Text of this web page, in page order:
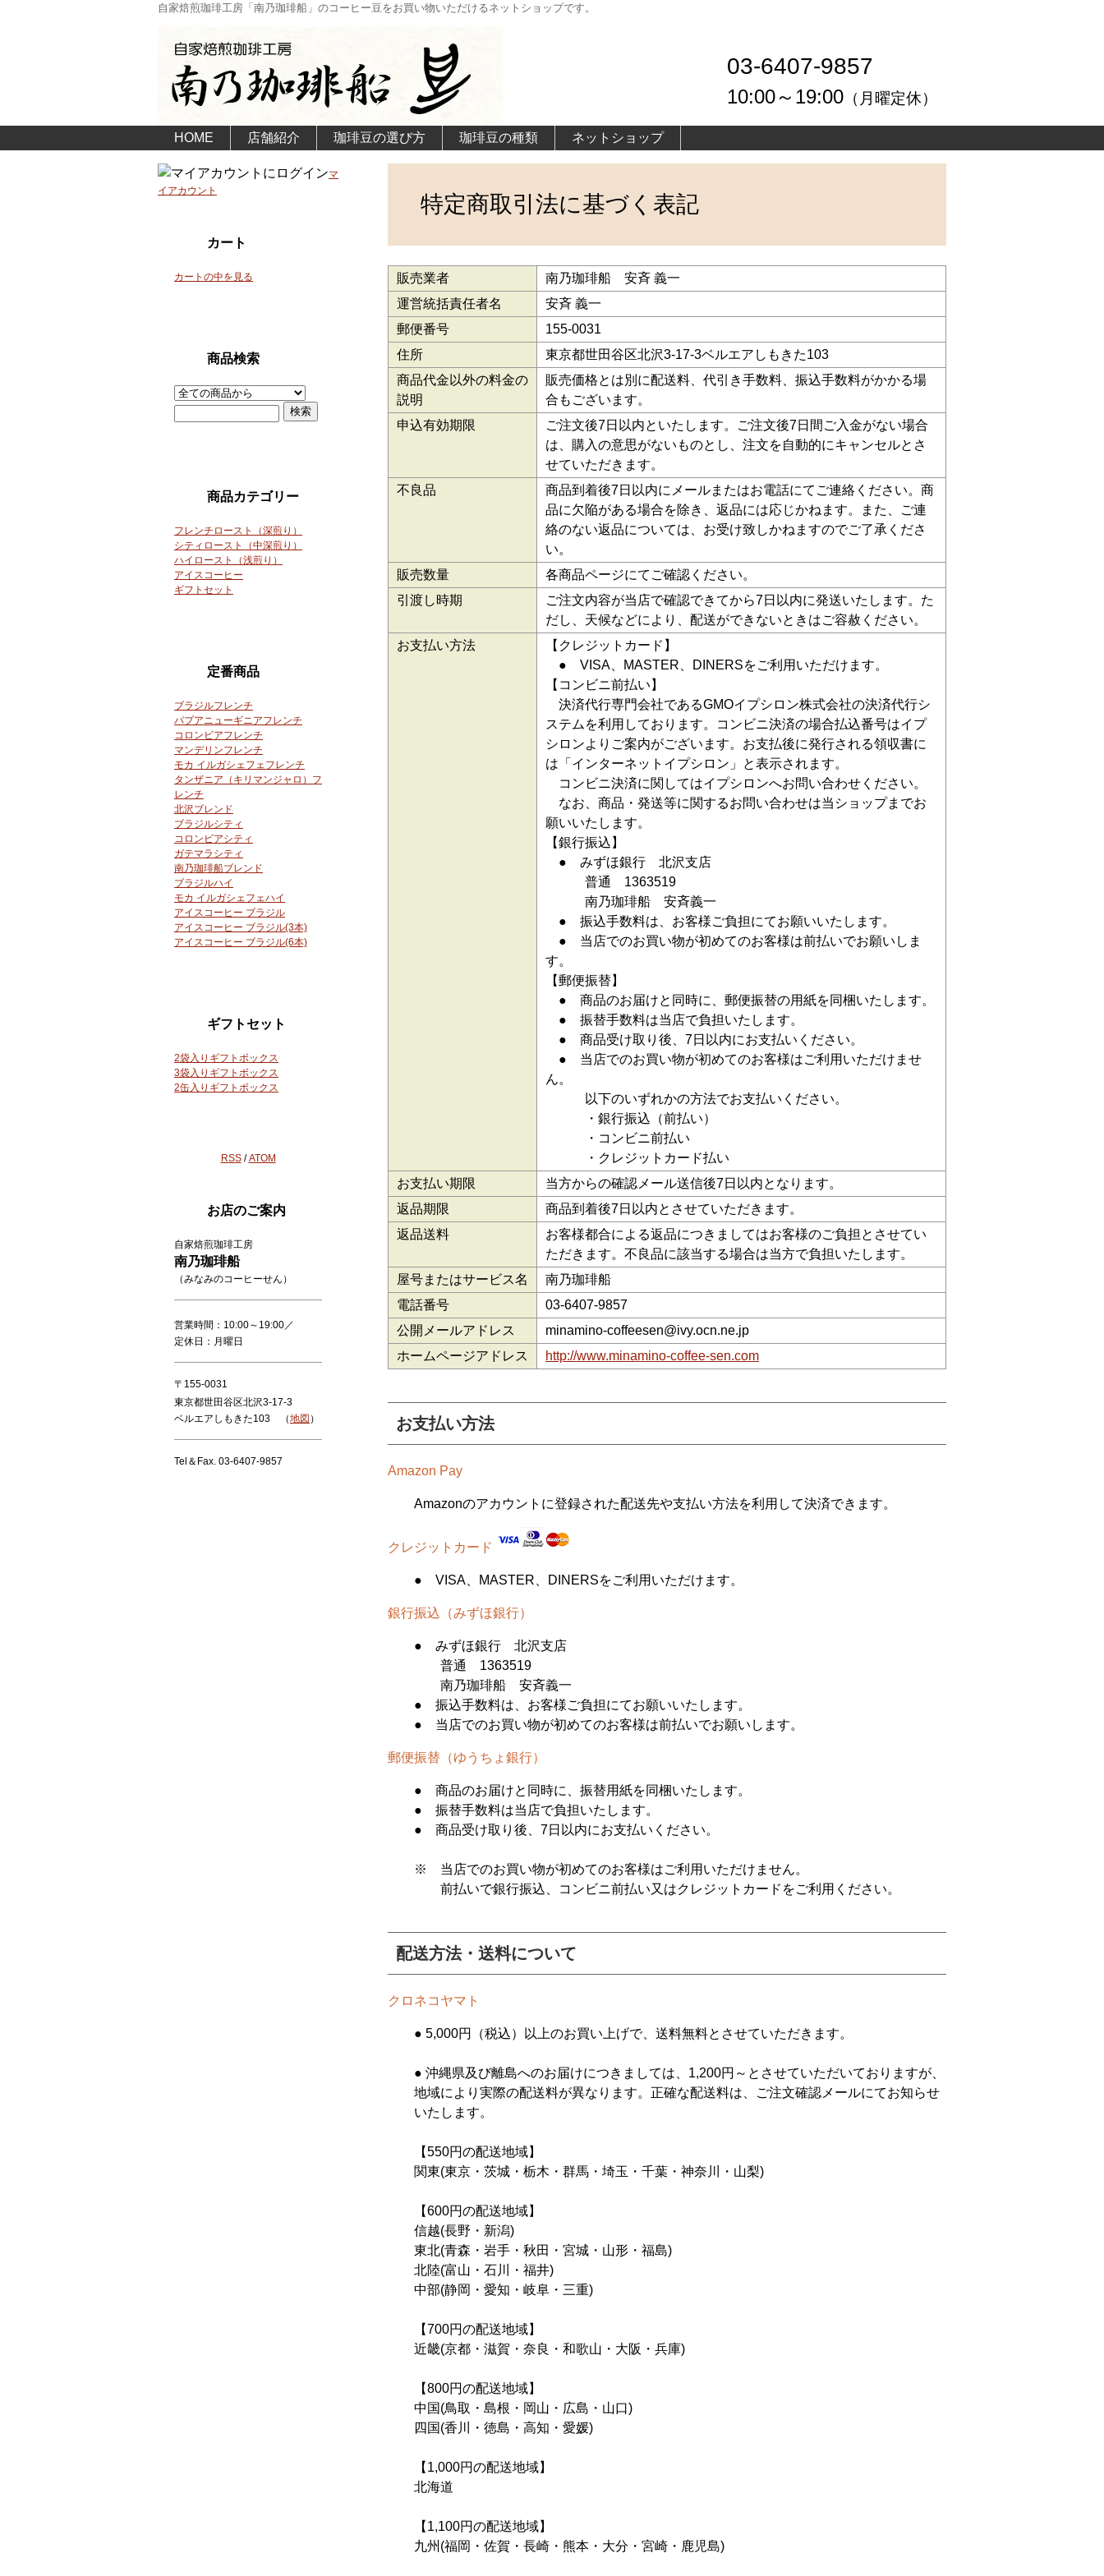
自家焙煎珈琲工房「南乃珈琲船」のコーヒー豆をお買い物いただけるネットショップです。
03-6407-9857
10:00～19:00（月曜定休）
HOME 店舗紹介 珈琲豆の選び方 珈琲豆の種類 ネットショップ
特定商取引法に基づく表記
販売業者
南乃珈琲船 安斉 義一
運営統括責任者名
安斉 義一
郵便番号
155-0031
住所
東京都世田谷区北沢3-17-3ベルエアしもきた103
商品代金以外の料金の
説明
販売価格とは別に配送料、代引き手数料、振込手数料がかかる場
合もございます。
申込有効期限
ご注文後7日以内といたします。ご注文後7日間ご入金がない場合
は、購入の意思がないものとし、注文を自動的にキャンセルとさ
せていただきます。
不良品
商品到着後7日以内にメールまたはお電話にてご連絡ください。商
品に欠陥がある場合を除き、返品には応じかねます。また、ご連
絡のない返品については、お受け致しかねますのでご了承くださ
い。
販売数量
各商品ページにてご確認ください。
引渡し時期
ご注文内容が当店で確認できてから7日以内に発送いたします。た
だし、天候などにより、配送ができないときはご容赦ください。
お支払い方法
【クレジットカード】
● VISA、MASTER、DINERSをご利用いただけます。
【コンビニ前払い】
決済代行専門会社であるGMOイプシロン株式会社の決済代行シ
ステムを利用しております。コンビニ決済の場合払込番号はイプ
シロンよりご案内がございます。お支払後に発行される領収書に
は「インターネットイプシロン」と表示されます。
コンビニ決済に関してはイプシロンへお問い合わせください。
なお、商品・発送等に関するお問い合わせは当ショップまでお
願いいたします。
【銀行振込】
● みずほ銀行 北沢支店
普通 1363519
南乃珈琲船 安斉義一
● 振込手数料は、お客様ご負担にてお願いいたします。
● 当店でのお買い物が初めてのお客様は前払いでお願いしま
す。
【郵便振替】
● 商品のお届けと同時に、郵便振替の用紙を同梱いたします。
● 振替手数料は当店で負担いたします。
● 商品受け取り後、7日以内にお支払いください。
● 当店でのお買い物が初めてのお客様はご利用いただけませ
ん。
以下のいずれかの方法でお支払いください。
・銀行振込（前払い）
・コンビニ前払い
・クレジットカード払い
お支払い期限
当方からの確認メール送信後7日以内となります。
返品期限
商品到着後7日以内とさせていただきます。
返品送料
お客様都合による返品につきましてはお客様のご負担とさせてい
ただきます。不良品に該当する場合は当方で負担いたします。
屋号またはサービス名
南乃珈琲船
電話番号
03-6407-9857
公開メールアドレス
minamino-coffeesen@ivy.ocn.ne.jp
ホームページアドレス
http://www.minamino-coffee-sen.com
お支払い方法
Amazon Pay
Amazonのアカウントに登録された配送先や支払い方法を利用して決済できます。
クレジットカード
● VISA、MASTER、DINERSをご利用いただけます。
銀行振込（みずほ銀行）
● みずほ銀行 北沢支店
普通 1363519
南乃珈琲船 安斉義一
● 振込手数料は、お客様ご負担にてお願いいたします。
● 当店でのお買い物が初めてのお客様は前払いでお願いします。
郵便振替（ゆうちょ銀行）
● 商品のお届けと同時に、振替用紙を同梱いたします。
● 振替手数料は当店で負担いたします。
● 商品受け取り後、7日以内にお支払いください。
※ 当店でのお買い物が初めてのお客様はご利用いただけません。
前払いで銀行振込、コンビニ前払い又はクレジットカードをご利用ください。
配送方法・送料について
クロネコヤマト
● 5,000円（税込）以上のお買い上げで、送料無料とさせていただきます。
● 沖縄県及び離島へのお届けにつきましては、1,200円～とさせていただいておりますが、
地域により実際の配送料が異なります。正確な配送料は、ご注文確認メールにてお知らせ
いたします。
【550円の配送地域】
関東(東京・茨城・栃木・群馬・埼玉・千葉・神奈川・山梨)
【600円の配送地域】
信越(長野・新潟)
東北(青森・岩手・秋田・宮城・山形・福島)
北陸(富山・石川・福井)
中部(静岡・愛知・岐阜・三重)
【700円の配送地域】
近畿(京都・滋賀・奈良・和歌山・大阪・兵庫)
【800円の配送地域】
中国(鳥取・島根・岡山・広島・山口)
四国(香川・徳島・高知・愛媛)
【1,000円の配送地域】
北海道
【1,100円の配送地域】
九州(福岡・佐賀・長崎・熊本・大分・宮崎・鹿児島)
マ
イアカウント
カート
カートの中を見る
商品検索
商品カテゴリー
フレンチロースト（深煎り）
シティロースト（中深煎り）
ハイロースト（浅煎り）
アイスコーヒー
ギフトセット
定番商品
ブラジルフレンチ
パプアニューギニアフレンチ
コロンビアフレンチ
マンデリンフレンチ
モカ イルガシェフェフレンチ
タンザニア（キリマンジャロ）フ
レンチ
北沢ブレンド
ブラジルシティ
コロンビアシティ
ガテマラシティ
南乃珈琲船ブレンド
ブラジルハイ
モカ イルガシェフェハイ
アイスコーヒー ブラジル
アイスコーヒー ブラジル(3本)
アイスコーヒー ブラジル(6本)
ギフトセット
2袋入りギフトボックス
3袋入りギフトボックス
2缶入りギフトボックス
RSS/ATOM
お店のご案内
自家焙煎珈琲工房
南乃珈琲船
（みなみのコーヒーせん）
営業時間：10:00～19:00／
定休日：月曜日
〒155-0031
東京都世田谷区北沢3-17-3
ベルエアしもきた103 （地図 ）
Tel＆Fax. 03-6407-9857